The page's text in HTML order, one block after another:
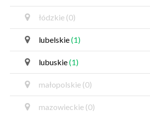
łódzkie (0)
lubelskie(1)
lubuskie(1)
małopolskie (0)
mazowieckie (0)